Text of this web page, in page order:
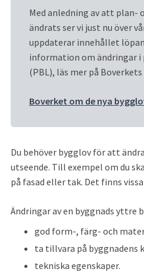
Med anledning av att plan-
ändrats ser vi just nu över
uppdaterar innehållet
information om ändringar i
(PBL), läs mer på
Boverket om de nya
Du behöver bygglov för att
utseende. Till exempel om du
på fasad eller tak. Det finns
Ändringar av en byggnads yttre
god form-, färg- och
ta tillvara på byggnadens
tekniska egenskaper.